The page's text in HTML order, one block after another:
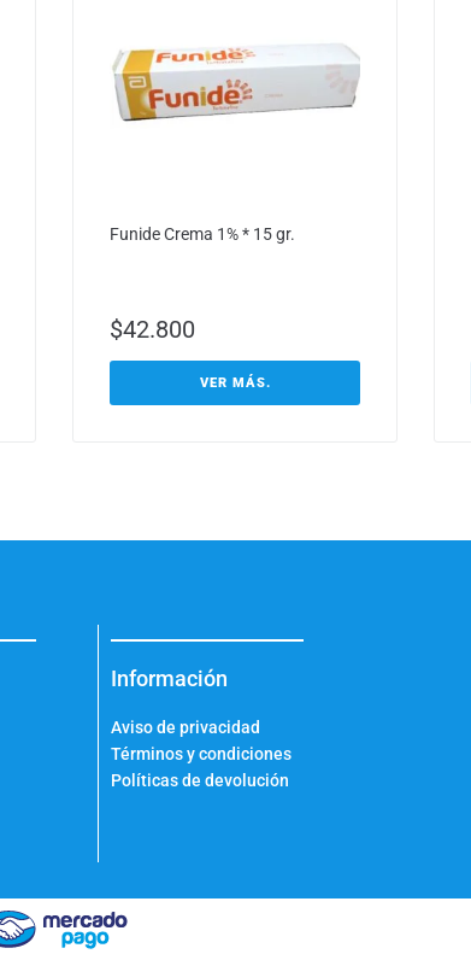
Funide Crema 1% * 15 gr.
$42.800
VER MÁS.
Información
Aviso de privacidad
Términos y condiciones
Políticas de devolución